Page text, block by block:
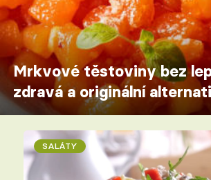
Mrkvové těstoviny bez
zdravá a originální
SALÁTY